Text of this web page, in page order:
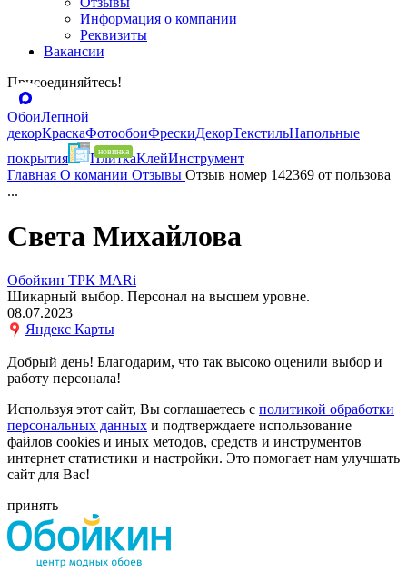
Информация о компании
Реквизиты
Вакансии
Присоединяйтесь!
ОбоиЛепной
декорКраскаФотообоиФрескиДекорТекстильНапольные
покрытия
ПлиткаКлейИнструмент
Главная О комании Отзывы Отзыв номер 142369 от пользова
...
Света Михайлова
Обойкин ТРК MARi
Шикарный выбор. Персонал на высшем уровне.
08.07.2023
Яндекс Карты
Добрый день! Благодарим, что так высоко оценили выбор и
работу персонала!
Используя этот сайт, Вы соглашаетесь с политикой обработки
персональных данных и подтверждаете использование
файлов cookies и иных методов, средств и инструментов
интернет статистики и настройки. Это помогает нам улучшать
сайт для Вас!
принять